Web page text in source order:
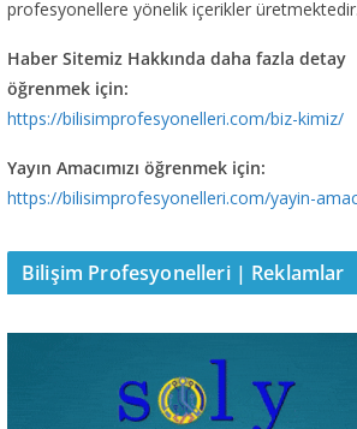
profesyonellere yönelik içerikler üretmektedir.
Haber Sitemiz Hakkında daha fazla detay
öğrenmek için:
https://bilisimprofesyonelleri.com/biz-kimiz/
Yayın Amacımızı öğrenmek için:
https://bilisimprofesyonelleri.com/yayin-
Bilişim Profesyonelleri | Reklamlar